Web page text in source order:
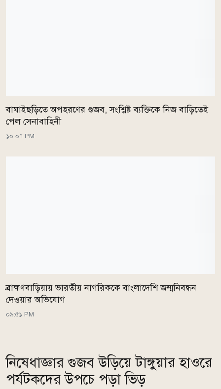
বাঘাইছড়িতে অপহরণের গুজব, সংশ্লিষ্ট ব্যক্তিকে নিজ বাড়িতেই
পেল সেনাবাহিনী
১০:০৭ PM
ব্রাহ্মণবাড়িয়ায় ভারতীয় নাগরিককে বাংলাদেশি জন্মনিবন্ধন
দেওয়ার অভিযোগ
০৯:৫১ PM
নিষেধাজ্ঞার গুজব উড়িয়ে টাঙ্গুয়ার হাওরে
পর্যটকদের উপচে পড়া ভিড়